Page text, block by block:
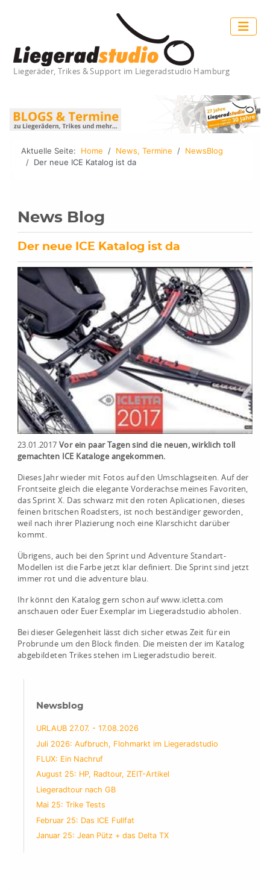
Liegeräder, Trikes & Support im Liegeradstudio Hamburg
Aktuelle Seite: Home News, Termine
NewsBlog
Der neue ICE Katalog ist da
News Blog
Der neue ICE Katalog ist da
23.01.2017 Vor ein paar Tagen sind die neuen, wirklich toll
gemachten ICE Kataloge angekommen.
Dieses Jahr wieder mit Fotos auf den Umschlagseiten. Auf der
Frontseite gleich die elegante Vorderachse meines Favoriten,
das Sprint X. Das schwarz mit den roten Aplicationen, dieses
feinen britschen Roadsters, ist noch beständiger geworden,
weil nach ihrer Plazierung noch eine Klarschicht darüber
kommt.
Übrigens, auch bei den Sprint und Adventure Standart-
Modellen ist die Farbe jetzt klar definiert. Die Sprint sind jetzt
immer rot und die adventure blau.
Ihr könnt den Katalog gern schon auf www.icletta.com
anschauen oder Euer Exemplar im Liegeradstudio abholen.
Bei dieser Gelegenheit lässt dich sicher etwas Zeit für ein
Probrunde um den Block finden. Die meisten der im Katalog
abgebildeten Trikes stehen im Liegeradstudio bereit.
Newsblog
URLAUB 27.07. - 17.08.2026
Juli 2026: Aufbruch, Flohmarkt im Liegeradstudio
FLUX: Ein Nachruf
August 25: HP, Radtour, ZEIT-Artikel
Liegeradtour nach GB
Mai 25: Trike Tests
Februar 25: Das ICE Fullfat
Januar 25: Jean Pütz + das Delta TX